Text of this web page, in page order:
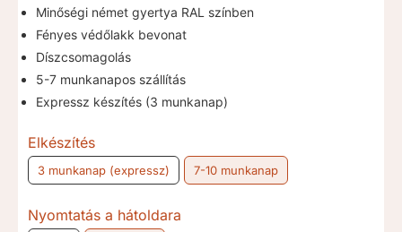
Minőségi német gyertya RAL színben
Fényes védőlakk bevonat
Díszcsomagolás
5-7 munkanapos szállítás
Expressz készítés (3 munkanap)
Elkészítés
3 munkanap (expressz) 7-10 munkanap
Nyomtatás a hátoldara